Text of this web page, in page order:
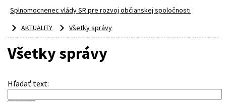
Splnomocnenec vlády SR pre rozvoj občianskej spoločnosti
AKTUALITY
Všetky správy
Všetky správy
Hľadať text: